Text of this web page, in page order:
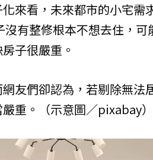
來看，未來都市的小宅需
有整修根本不想去住，可
子很嚴重。
友們卻認為，若剔除無法
重。（示意圖／pixabay）